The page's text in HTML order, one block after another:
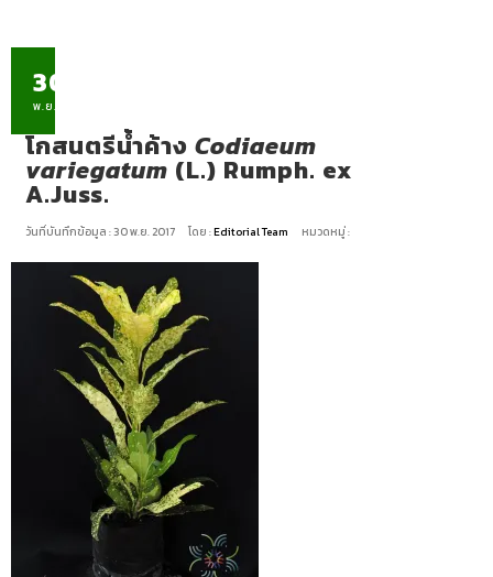
30
พ.ย.
โกสนตรีน้ำค้าง Codiaeum
variegatum (L.) Rumph. ex
A.Juss.
วันที่บันทึกข้อมูล : 30 พ.ย. 2017 โดย :Editorial Team หมวดหมู่ :